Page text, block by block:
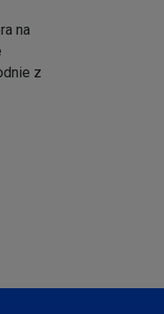
na
z